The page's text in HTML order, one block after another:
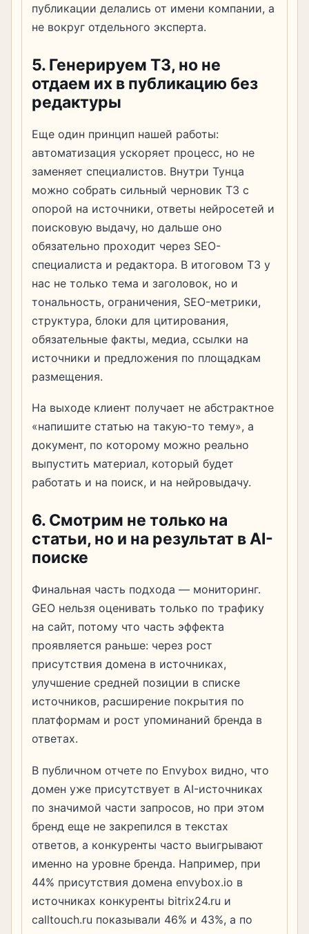
публикации делались от имени компании, а
не вокруг отдельного эксперта.
5. Генерируем ТЗ, но не
отдаем их в публикацию без
редактуры
Еще один принцип нашей работы:
автоматизация ускоряет процесс, но не
заменяет специалистов. Внутри Тунца
можно собрать сильный черновик ТЗ с
опорой на источники, ответы нейросетей и
поисковую выдачу, но дальше оно
обязательно проходит через SEO-
специалиста и редактора. В итоговом ТЗ у
нас не только тема и заголовок, но и
тональность, ограничения, SEO-метрики,
структура, блоки для цитирования,
обязательные факты, медиа, ссылки на
источники и предложения по площадкам
размещения.
На выходе клиент получает не абстрактное
«напишите статью на такую-то тему», а
документ, по которому можно реально
выпустить материал, который будет
работать и на поиск, и на нейровыдачу.
6. Смотрим не только на
статьи, но и на результат в AI-
поиске
Финальная часть подхода — мониторинг.
GEO нельзя оценивать только по трафику
на сайт, потому что часть эффекта
проявляется раньше: через рост
присутствия домена в источниках,
улучшение средней позиции в списке
источников, расширение покрытия по
платформам и рост упоминаний бренда в
ответах.
В публичном отчете по Envybox видно, что
домен уже присутствует в AI-источниках
по значимой части запросов, но при этом
бренд еще не закрепился в текстах
ответов, а конкуренты часто выигрывают
именно на уровне бренда. Например, при
44% присутствия домена envybox.io в
источниках конкуренты bitrix24.ru и
calltouch.ru показывали 46% и 43%, а по